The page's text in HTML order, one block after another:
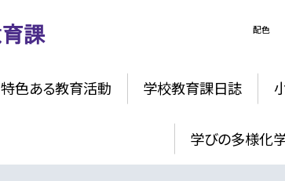
配色
特色ある教育活動 学校教育課日誌
学びの多様化